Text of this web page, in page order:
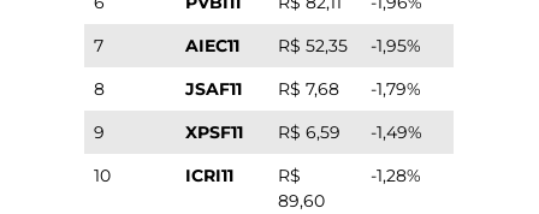
7
AIEC11 R$ 52,35
-1,95%
8
JSAF11 R$ 7,68
-1,79%
9
XPSF11 R$ 6,59
-1,49%
10
ICRI11
R$
89,60
-1,28%